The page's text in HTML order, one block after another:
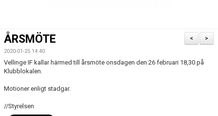
TRYGGT IDROTTANDE
KALENDER
TJEJPROJEKTET
VELLINGE IF:S VÄNNER
>
<
ÅRSMÖTE
2020-01-25 14:40
Vellinge IF kallar härmed till årsmöte onsdagen den 26 februari 18,30 på
Klubblokalen.
Motioner enligt stadgar.
//Styrelsen